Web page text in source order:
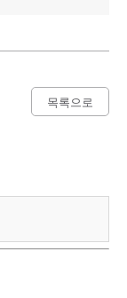
목록으로